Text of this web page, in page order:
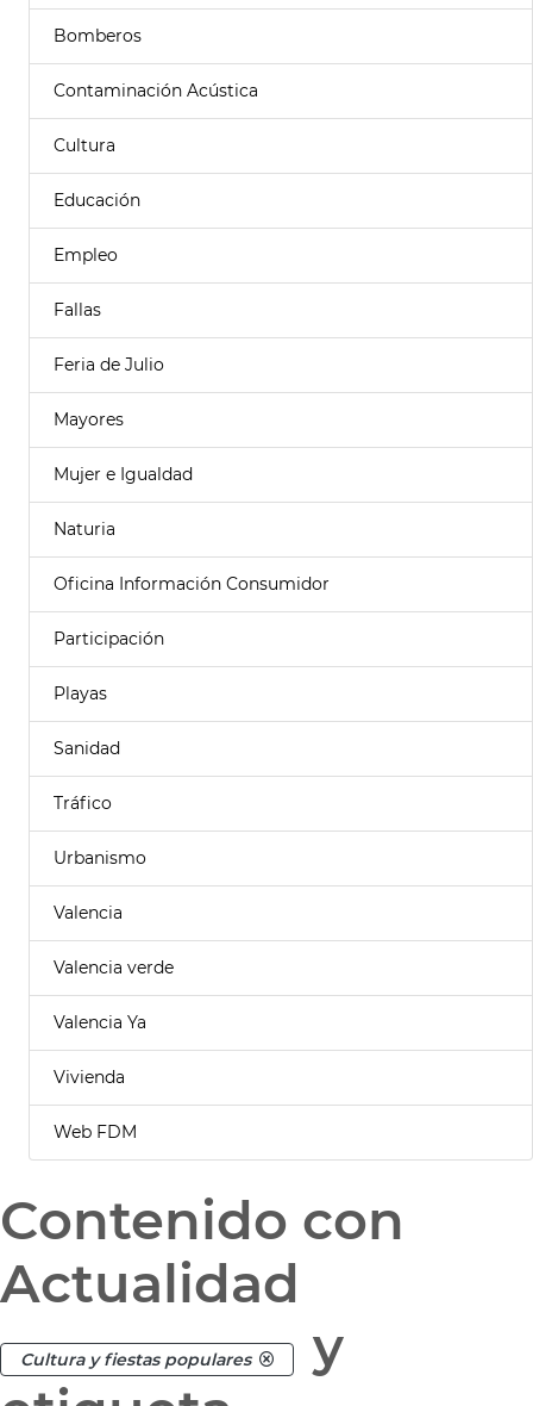
Bomberos
Contaminación Acústica
Cultura
Educación
Empleo
Fallas
Feria de Julio
Mayores
Mujer e Igualdad
Naturia
Oficina Información Consumidor
Participación
Playas
Sanidad
Tráfico
Urbanismo
Valencia
Valencia verde
Valencia Ya
Vivienda
Web FDM
Contenido con
Actualidad
Cultura y fiestas populares
y